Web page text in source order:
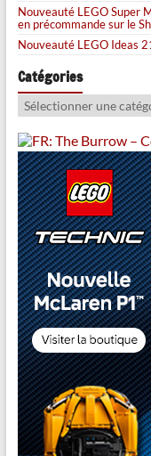
Nouveauté LEGO Super
en précommande sur le
Nouveauté LEGO Ideas
Catégories
Catégories